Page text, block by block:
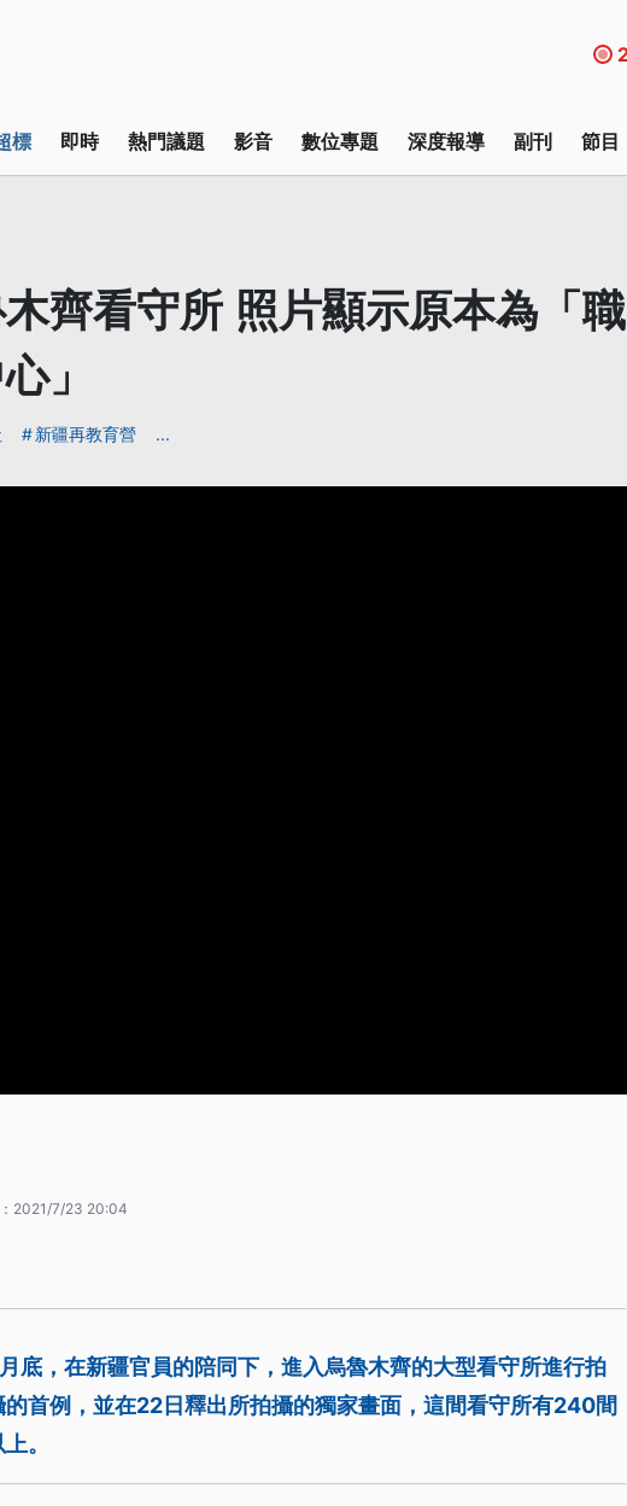
標 即時 熱門議題 影音 數位專題 深度報導 副刊 節目
齊看守所 照片顯示原本為「職
」
新疆再教育營 ...
2021/7/23 20:04
底，在新疆官員的陪同下，進入烏魯木齊的大型看守所進行拍
首例，並在22日釋出所拍攝的獨家畫面，這間看守所有240間
。